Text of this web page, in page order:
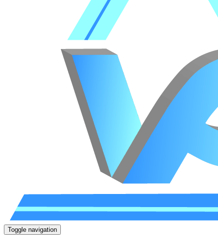
Toggle navigation